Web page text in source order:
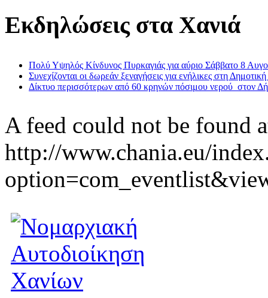
Εκδηλώσεις στα Χανιά
Πολύ Υψηλός Κίνδυνος Πυρκαγιάς για αύριο Σάββατο 8
Συνεχίζονται οι δωρεάν ξεναγήσεις για ενήλικες στη
Δίκτυο περισσότερων από 60 κρηνών πόσιμου νερού στον
A feed could not be found
http://www.chania.eu/